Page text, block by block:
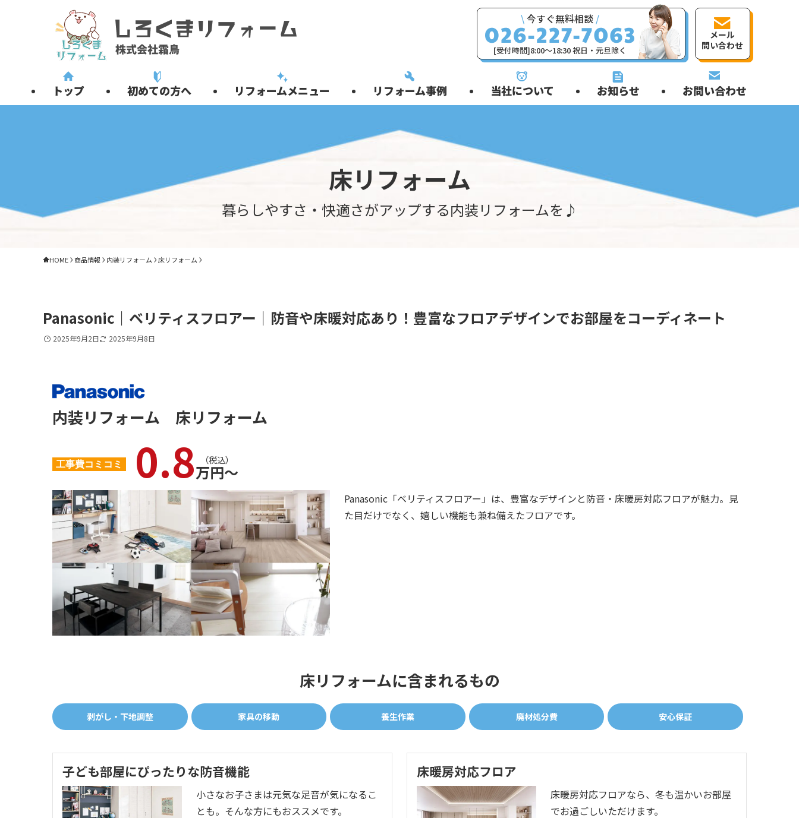
トップ 初めての方へ リフォームメニュー リフォーム事例 当社について お知らせ お問い合わせ
\今すぐ無料相談 /
[受付時間]8:00〜18:30 祝日・元旦除く
メール
問い合わせ
床リフォーム
暮らしやすさ・快適さがアップする内装リフォームを♪
HOME 商品情報 内装リフォーム 床リフォーム
Panasonic｜ベリティスフロアー｜防音や床暖対応あり！豊富なフロアデザインでお部屋をコーディネート
2025年9月2日 2025年9月8日
内装リフォーム 床リフォーム
工事費コミコミ 0.8 （税込）
万円〜
Panasonic「ベリティスフロアー」は、豊富なデザインと防音・床暖房対応フロアが魅力。見
た目だけでなく、嬉しい機能も兼ね備えたフロアです。
床リフォームに含まれるもの
剥がし・下地調整 家具の移動 養生作業 廃材処分費 安心保証
子ども部屋にぴったりな防音機能
小さなお子さまは元気な足音が気になるこ
とも。そんな方にもおススメです。
床暖房対応フロア
床暖房対応フロアなら、冬も温かいお部屋
でお過ごしいただけます。